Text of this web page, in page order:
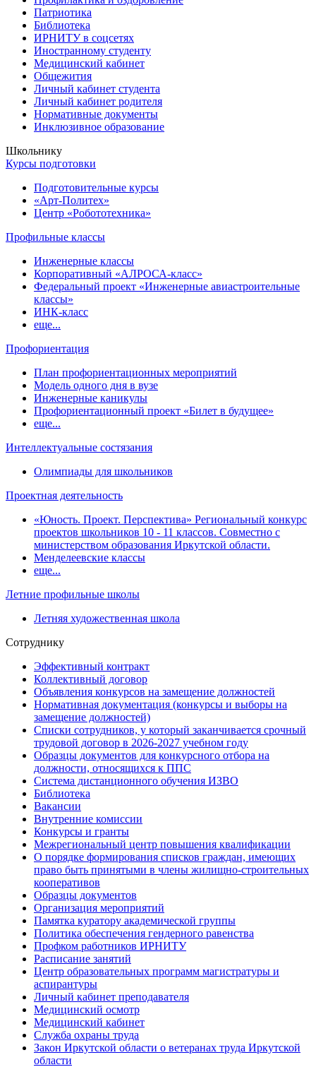
Патриотика
Библиотека
ИРНИТУ в соцсетях
Иностранному студенту
Медицинский кабинет
Общежития
Личный кабинет студента
Личный кабинет родителя
Нормативные документы
Инклюзивное образование
Школьнику
Курсы подготовки
Подготовительные курсы
«Арт-Политех»
Центр «Робототехника»
Профильные классы
Инженерные классы
Корпоративный «АЛРОСА-класс»
Федеральный проект «Инженерные авиастроительные
классы»
ИНК-класс
еще...
Профориентация
План профориентационных мероприятий
Модель одного дня в вузе
Инженерные каникулы
Профориентационный проект «Билет в будущее»
еще...
Интеллектуальные состязания
Олимпиады для школьников
Проектная деятельность
«Юность. Проект. Перспектива» Региональный конкурс
проектов школьников 10 - 11 классов. Совместно с
министерством образования Иркутской области.
Менделеевские классы
еще...
Летние профильные школы
Летняя художественная школа
Сотруднику
Эффективный контракт
Коллективный договор
Объявления конкурсов на замещение должностей
Нормативная документация (конкурсы и выборы на
замещение должностей)
Списки сотрудников, у который заканчивается срочный
трудовой договор в 2026-2027 учебном году
Образцы документов для конкурсного отбора на
должности, относящихся к ППС
Система дистанционного обучения ИЗВО
Библиотека
Вакансии
Внутренние комиссии
Конкурсы и гранты
Межрегиональный центр повышения квалификации
О порядке формирования списков граждан, имеющих
право быть принятыми в члены жилищно-строительных
кооперативов
Образцы документов
Организация мероприятий
Памятка куратору академической группы
Политика обеспечения гендерного равенства
Профком работников ИРНИТУ
Расписание занятий
Центр образовательных программ магистратуры и
аспирантуры
Личный кабинет преподавателя
Медицинский осмотр
Медицинский кабинет
Служба охраны труда
Закон Иркутской области о ветеранах труда Иркутской
области